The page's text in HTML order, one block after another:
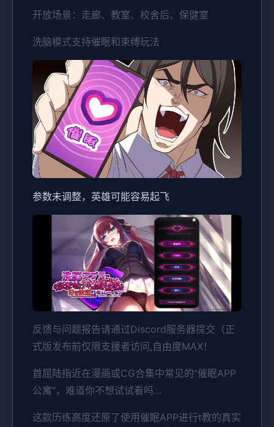
开放场景：走廊、教室、校舍后、保健室
洗脑模式支持催眠和束缚玩法
参数未调整，英雄可能容易起飞
反馈与问题报告请通过Discord服务器提交（正
式版发布前仅限支援者访问,自由度MAX！
首屈陆指近在漫画或CG合集中常见的“催眠APP
公寓”，难道你不想试试看吗…
这款历练高度还原了使用催眠APP进行t教的真实